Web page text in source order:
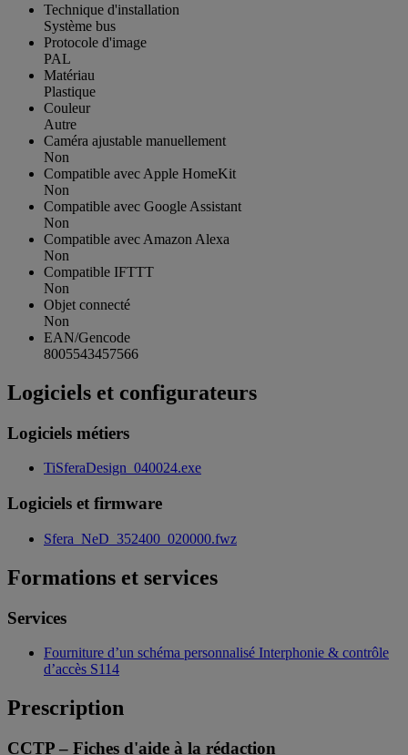
Technique d'installation
Système bus
Protocole d'image
PAL
Matériau
Plastique
Couleur
Autre
Caméra ajustable manuellement
Non
Compatible avec Apple HomeKit
Non
Compatible avec Google Assistant
Non
Compatible avec Amazon Alexa
Non
Compatible IFTTT
Non
Objet connecté
Non
EAN/Gencode
8005543457566
Logiciels et configurateurs
Logiciels métiers
TiSferaDesign_040024.exe
Logiciels et firmware
Sfera_NeD_352400_020000.fwz
Formations et services
Services
Fourniture d’un schéma personnalisé Interphonie & contrôle
d’accès S114
Prescription
CCTP – Fiches d'aide à la rédaction